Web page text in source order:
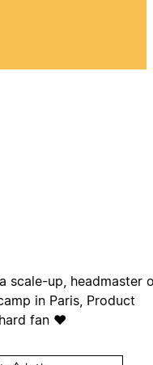
scale-up, headmaster
in Paris, Product
fan ♥️